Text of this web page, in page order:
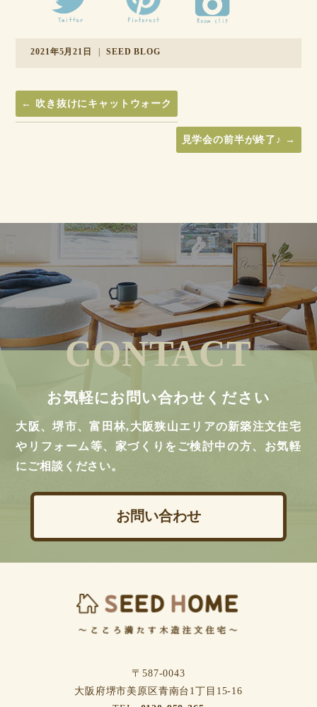
2021年5月21日 SEED BLOG
← 吹き抜けにキャットウォーク
見学会の前半が終了♪ →
CONTACT
お気軽にお問い合わせください
大阪、堺市、富田林,大阪狭山エリアの新築注文住宅
やリフォーム等、家づくりをご検討中の方、お気軽
にご相談ください。
お問い合わせ
〒587-0043
⼤阪府堺市美原区⻘南台1丁⽬15-16